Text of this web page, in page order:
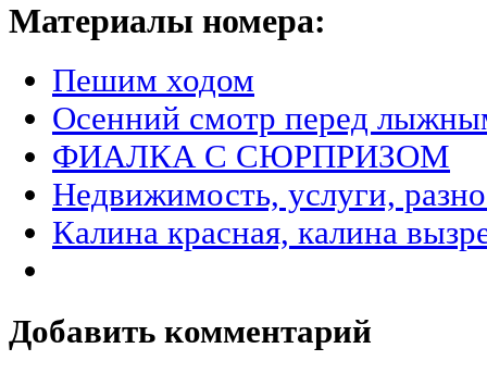
Материалы номера:
Пешим ходом
Осенний смотр перед
ФИАЛКА С СЮРПРИЗОМ
Недвижимость, услуги,
Калина красная, калина
Добавить комментарий